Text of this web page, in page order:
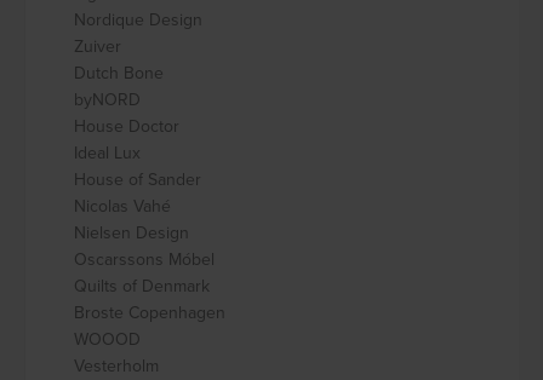
Nordique Design
Zuiver
Dutch Bone
byNORD
House Doctor
Ideal Lux
House of Sander
Nicolas Vahé
Nielsen Design
Oscarssons Móbel
Quilts of Denmark
Broste Copenhagen
WOOOD
Vesterholm